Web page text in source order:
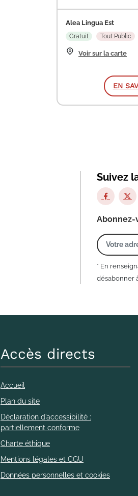
Alea Lingua Est
Gratuit Tout Public
Voir sur la carte
EN
Suivez
Abonnez-
* En
désabonner
Accès directs
Accueil
Plan du site
Déclaration d’accessibilité :
partiellement conforme
Charte éthique
Mentions légales et CGU
Données personnelles et cookies